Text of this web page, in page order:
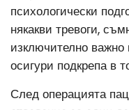
психологически
някакви тревоги,
изключително
осигури подкрепа в
След операцията